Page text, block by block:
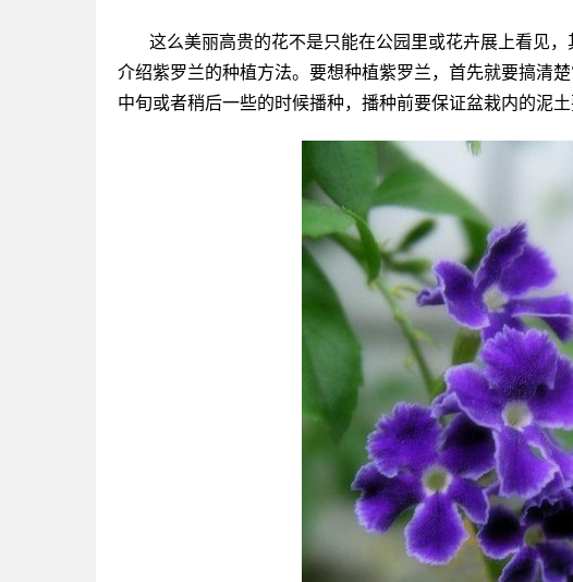
这么美丽高贵的花不是只能在公园里或花卉展上看见
介绍紫罗兰的种植方法。要想种植紫罗兰，首先就要搞清
中旬或者稍后一些的时候播种，播种前要保证盆栽内的泥土